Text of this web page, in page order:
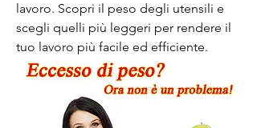
lavoro. Scopri il peso degli utensili e
scegli quelli più leggeri per rendere il
tuo lavoro più facile ed efficiente.